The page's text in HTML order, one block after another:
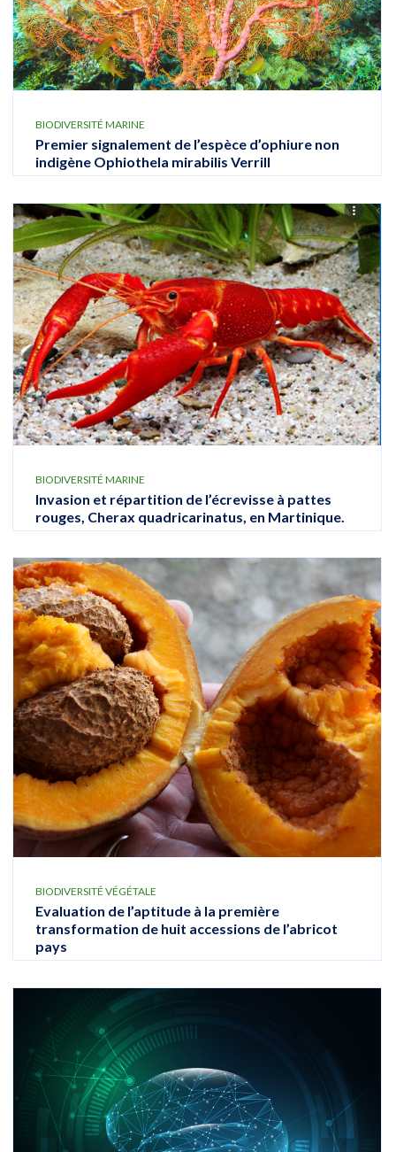
BIODIVERSITÉ MARINE
Premier signalement de l’espèce d’ophiure non
indigène Ophiothela mirabilis Verrill
BIODIVERSITÉ MARINE
Invasion et répartition de l’écrevisse à pattes
rouges, Cherax quadricarinatus, en Martinique.
BIODIVERSITÉ VÉGÉTALE
Evaluation de l’aptitude à la première
transformation de huit accessions de l’abricot
pays